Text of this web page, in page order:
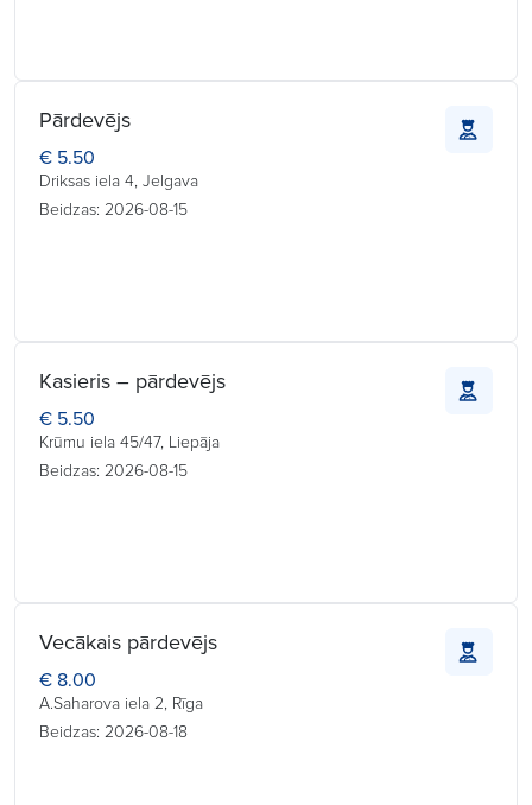
Pārdevējs
€ 5.50
Driksas iela 4, Jelgava
Beidzas: 2026-08-15
Kasieris – pārdevējs
€ 5.50
Krūmu iela 45/47, Liepāja
Beidzas: 2026-08-15
Vecākais pārdevējs
€ 8.00
A.Saharova iela 2, Rīga
Beidzas: 2026-08-18